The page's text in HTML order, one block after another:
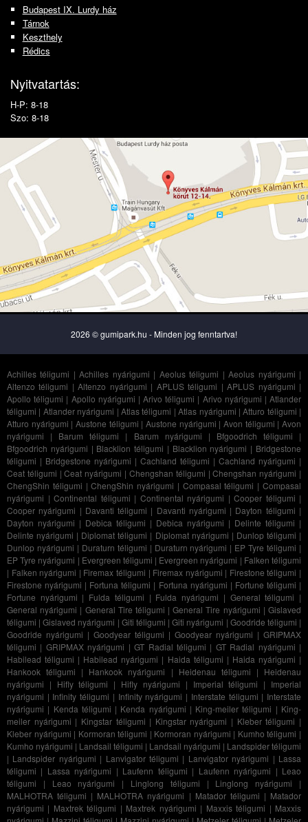
Budapest IX. Lurdy ház
Tárnok
Keszthely
Rédics
Nyitvatartás:
H-P: 8-18
Szo: 8-18
2026 © gumipark.hu - Minden jog fenntartva!
Achilles téligumi |Achilles nyárigumi | Aeolus téligumi |Aeolus nyárigumi |
Altenzo téligumi |Altenzo nyárigumi | APLUS téligumi |APLUS nyárigumi |
Apollo téligumi | Apollo nyárigumi |Arivo téligumi | Arivo nyárigumi |Atlander
téligumi | Atlander nyárigumi | Atlas téligumi |Atlas nyárigumi |Atturo téligumi |
Atturo nyárigumi |Austone téligumi |Austone nyárigumi |Avon téligumi |Avon
nyárigumi | Barum téligumi | Barum nyárigumi | Bfgoodrich téligumi |
Bfgoodrich nyárigumi | Blacklion téligumi | Blacklion nyárigumi | Bridgestone
téligumi | Bridgestone nyárigumi | Cachland téligumi | Cachland nyárigumi |
Ceat téligumi |Ceat nyárigumi | Chengshan téligumi |Chengshan nyárigumi |
ChengShin téligumi |ChengShin nyárigumi | Compasal téligumi |Compasal
nyárigumi | Continental téligumi | Continental nyárigumi | Cooper téligumi |
Cooper nyárigumi | Davanti téligumi | Davanti nyárigumi | Dayton téligumi |
Dayton nyárigumi | Debica téligumi | Debica nyárigumi | Delinte téligumi |
Delinte nyárigumi | Diplomat téligumi | Diplomat nyárigumi | Dunlop téligumi |
Dunlop nyárigumi | Duraturn téligumi | Duraturn nyárigumi | EP Tyre téligumi |
EP Tyre nyárigumi | Evergreen téligumi | Evergreen nyárigumi | Falken téligumi
| Falken nyárigumi | Firemax téligumi | Firemax nyárigumi | Firestone téligumi |
Firestone nyárigumi | Fortuna téligumi | Fortuna nyárigumi | Fortune téligumi |
Fortune nyárigumi | Fulda téligumi | Fulda nyárigumi | General téligumi |
General nyárigumi | General Tire téligumi |General Tire nyárigumi |Gislaved
téligumi |Gislaved nyárigumi | Giti téligumi |Giti nyárigumi | Goodride téligumi |
Goodride nyárigumi | Goodyear téligumi | Goodyear nyárigumi | GRIPMAX
téligumi | GRIPMAX nyárigumi |GT Radial téligumi | GT Radial nyárigumi |
Habilead téligumi | Habilead nyárigumi | Haida téligumi | Haida nyárigumi |
Hankook téligumi | Hankook nyárigumi | Heidenau téligumi | Heidenau
nyárigumi | Hifly téligumi | Hifly nyárigumi | Imperial téligumi | Imperial
nyárigumi | Infinity téligumi | Infinity nyárigumi | Interstate téligumi | Interstate
nyárigumi | Kenda téligumi | Kenda nyárigumi | King-meiler téligumi | King-
meiler nyárigumi | Kingstar téligumi | Kingstar nyárigumi | Kleber téligumi |
Kleber nyárigumi | Kormoran téligumi | Kormoran nyárigumi | Kumho téligumi |
Kumho nyárigumi | Landsail téligumi | Landsail nyárigumi | Landspider téligumi
| Landspider nyárigumi | Lanvigator téligumi | Lanvigator nyárigumi | Lassa
téligumi | Lassa nyárigumi | Laufenn téligumi | Laufenn nyárigumi | Leao
téligumi | Leao nyárigumi | Linglong téligumi | Linglong nyárigumi |
MALHOTRA téligumi | MALHOTRA nyárigumi | Matador téligumi | Matador
nyárigumi | Maxtrek téligumi | Maxtrek nyárigumi | Maxxis téligumi | Maxxis